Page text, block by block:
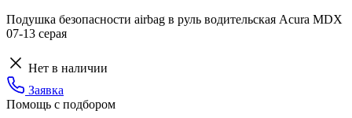
Подушка безопасности airbag в руль водительская Acura MDX
07-13 серая
Нет в наличии
Заявка
Помощь с подбором